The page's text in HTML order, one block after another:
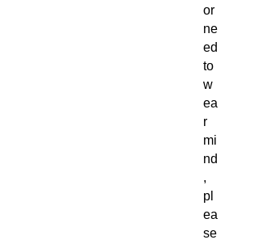
or
ne
ed
to
w
ea
r
mi
nd
,
pl
ea
se